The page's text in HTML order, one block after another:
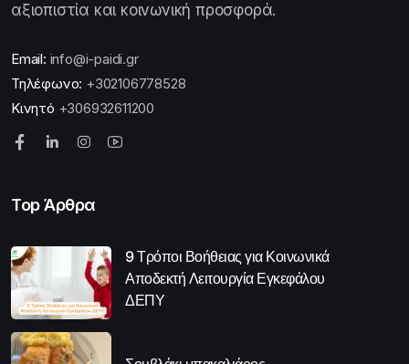
αξιοπιστία και κοινωνική προσφορά.
Email: info@i-paidi.gr
Τηλέφωνο: +302106778528
Κινητό +306932611200
Top Άρθρα
9 Τρόποι Βοήθειας για Κοινωνικά
Αποδεκτή Λειτουργία Εγκεφάλου
ΔΕΠΥ